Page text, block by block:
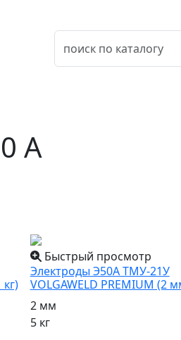
А
Быстрый просмотр
Электроды Э50А ТМУ-21У
VOLGAWELD PREMIUM (2
2 мм
5 кг